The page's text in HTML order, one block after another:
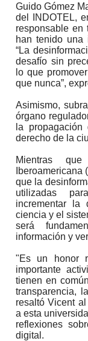
Guido Gómez
del INDOTEL,
responsable
han tenido una
“La
desafío sin
lo que
que nunca”,
Asimismo,
órgano
la
derecho de la
Mientras
que la
utilizadas
incrementar la
ciencia y el
será
información y
"Es un honor
importante
tienen en
transparencia,
resaltó Vicent
a esta
reflexiones
digital.